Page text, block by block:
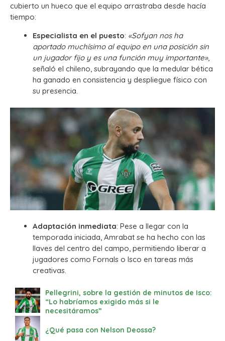
cubierto un hueco que el equipo arrastraba desde hacía
tiempo:
Especialista en el puesto: «Sofyan nos ha
aportado muchísimo al equipo en una posición sin
un jugador fijo y es una función muy importante»,
señaló el chileno, subrayando que la medular bética
ha ganado en consistencia y despliegue físico con
su presencia.
Adaptación inmediata: Pese a llegar con la
temporada iniciada, Amrabat se ha hecho con las
llaves del centro del campo, permitiendo liberar a
jugadores como Fornals o Isco en tareas más
creativas.
Pellegrini, sobre la gestión de minutos de Isco:
“Lo habríamos exigido más si le
necesitáramos”
¿Qué pasa con Nelson Deossa?